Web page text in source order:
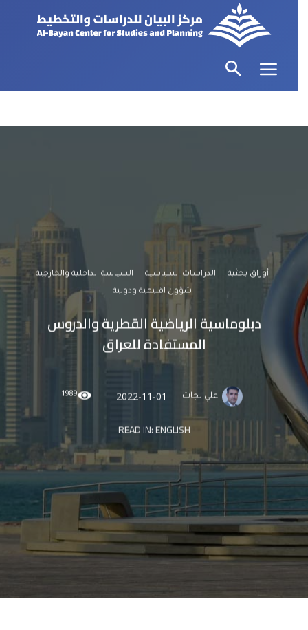
أوراق بحثية الدراسات السياسية
السياسة الداخلية والخارجية
شؤون اقليمية ودولية
دبلوماسية الرياضية القطرية والدروس
المستفادة للعراق
علي نجات 2022-11-01
1989
READ IN:ENGLISH